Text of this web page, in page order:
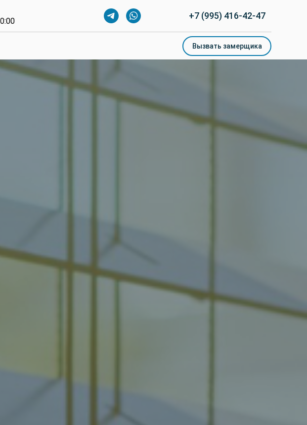
Вызвать замерщика
+7 (995) 416-42-47
Вызвать замерщика
+7 (995) 416-42-47